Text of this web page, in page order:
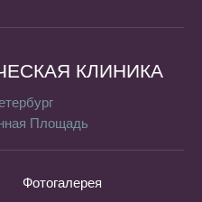
КЛИНИКА
Площадь
Фотогалерея